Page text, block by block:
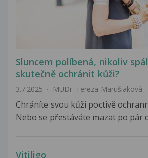
Sluncem políbená, nikoliv
skutečně ochránit kůži?
3.7.2025 MUDr. Tereza Marušiaková
Chráníte svou kůži poctivě
Nebo se přestáváte mazat po pár
Vitiligo